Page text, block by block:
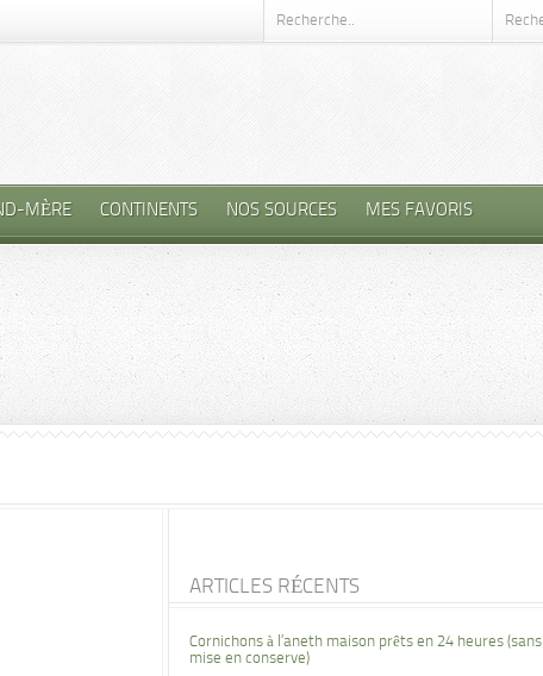
MÈRE CONTINENTS NOS SOURCES MES FAVORIS
ARTICLES RÉCENTS
Cornichons à l’aneth maison prêts en 24 heures (sans
mise en conserve)